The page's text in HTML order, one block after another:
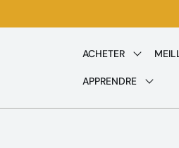
et passer
ACHETER
APPRENDRE